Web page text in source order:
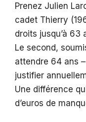
Prenez Julien
cadet Thierry
droits jusqu’à 63
Le second,
attendre 64 ans
justifier
Une différence
d’euros de